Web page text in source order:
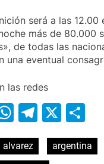
será a las 12.00
más de 80.000
de todas las
una eventual
las redes
WhatsApp
X
alvarez argentina